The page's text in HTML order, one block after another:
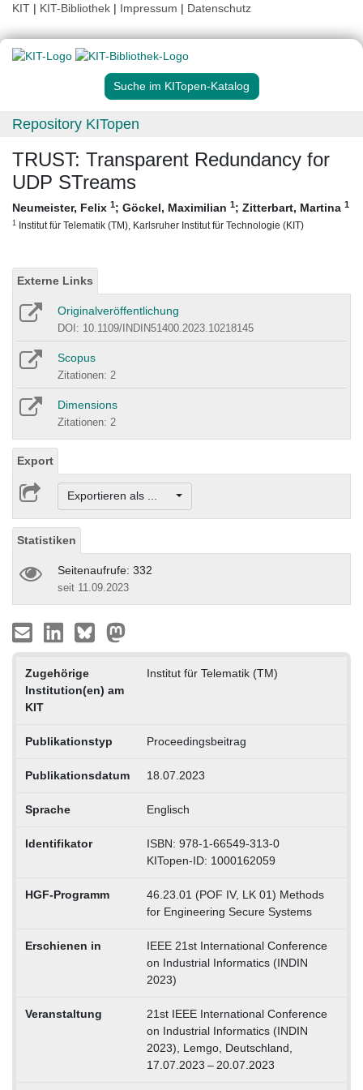
KIT | KIT-Bibliothek | Impressum | Datenschutz
Suche im KITopen-Katalog
Repository KITopen
TRUST: Transparent Redundancy for
UDP STreams
Neumeister, Felix 1; Göckel, Maximilian 1; Zitterbart, Martina 1
1 Institut für Telematik (TM), Karlsruher Institut für Technologie (KIT)
Externe Links
Originalveröffentlichung
DOI: 10.1109/INDIN51400.2023.10218145
Scopus
Zitationen: 2
Dimensions
Zitationen: 2
Export
Exportieren als ...
Statistiken
Seitenaufrufe: 332
seit 11.09.2023
Zugehörige
Institution(en) am
KIT
Institut für Telematik (TM)
Publikationstyp Proceedingsbeitrag
Publikationsdatum 18.07.2023
Sprache Englisch
Identifikator
ISBN: 978-1-66549-313-0
KITopen-ID: 1000162059
HGF-Programm
46.23.01 (POF IV, LK 01) Methods
for Engineering Secure Systems
Erschienen in
IEEE 21st International Conference
on Industrial Informatics (INDIN
2023)
Veranstaltung
21st IEEE International Conference
on Industrial Informatics (INDIN
2023), Lemgo, Deutschland,
17.07.2023 – 20.07.2023